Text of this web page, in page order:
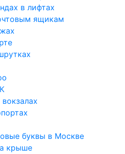
в лифтах
ящикам
буквы в Москве
крыше